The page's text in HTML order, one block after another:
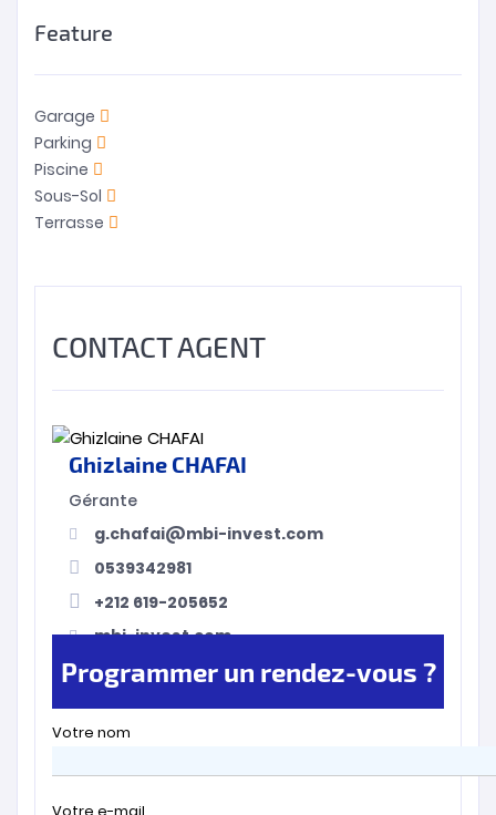
Feature
Garage
Parking
Piscine
Sous-Sol
Terrasse
CONTACT AGENT
Ghizlaine CHAFAI
Gérante
g.chafai@mbi-invest.com
0539342981
+212 619-205652
mbi-invest.com
Programmer un rendez-vous ?
Votre nom